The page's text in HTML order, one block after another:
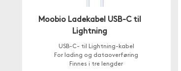
Moobio Ladekabel USB-C til
Lightning
USB-C- til Lightning-kabel
For lading og dataoverføring
Finnes i tre lengder